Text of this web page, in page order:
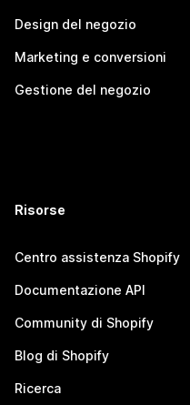
Design del negozio
Marketing e conversioni
Gestione del negozio
Risorse
Centro assistenza Shopify
Documentazione API
Community di Shopify
Blog di Shopify
Ricerca